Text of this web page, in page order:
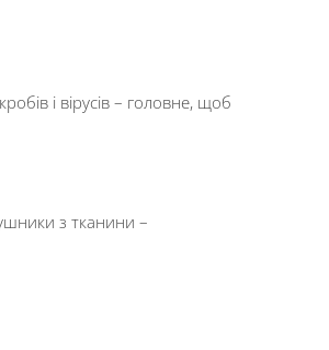
і вірусів – головне, щоб
з тканини –